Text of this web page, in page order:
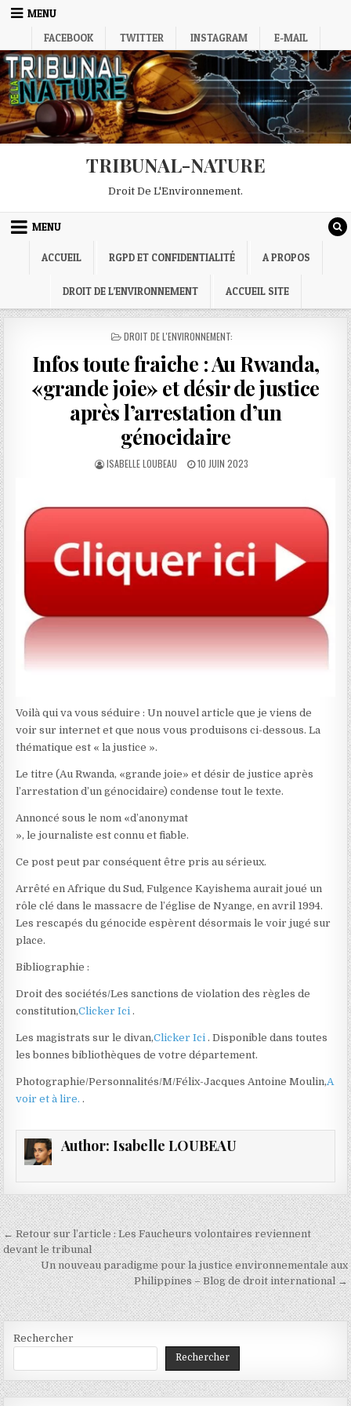
Skip
MENU
FACEBOOK
TWITTER INSTAGRAM E-MAIL
TRIBUNAL-NATURE
Droit De L'Environnement.
MENU
ACCUEIL RGPD ET CONFIDENTIALITÉ A PROPOS
DROIT DE L’ENVIRONNEMENT ACCUEIL SITE
POSTED
DROIT DE L'ENVIRONNEMENT:
Infos toute fraiche : Au Rwanda,
«grande joie» et désir de justice
après l’arrestation d’un
génocidaire
AUTHOR:
ISABELLE LOUBEAU
PUBLISHED
10 JUIN 2023
Voilà qui va vous séduire : Un nouvel article que je viens de
voir sur internet et que nous vous produisons ci-dessous. La
thématique est « la justice ».
Le titre (Au Rwanda, «grande joie» et désir de justice après
l’arrestation d’un génocidaire) condense tout le texte.
Annoncé sous le nom «d’anonymat
», le journaliste est connu et fiable.
Ce post peut par conséquent être pris au sérieux.
Arrêté en Afrique du Sud, Fulgence Kayishema aurait joué un
rôle clé dans le massacre de l’église de Nyange, en avril 1994.
Les rescapés du génocide espèrent désormais le voir jugé sur
place.
Bibliographie :
Droit des sociétés/Les sanctions de violation des règles de
constitution,Clicker Ici .
Les magistrats sur le divan,Clicker Ici . Disponible dans toutes
les bonnes bibliothèques de votre département.
Photographie/Personnalités/M/Félix-Jacques Antoine Moulin,A
voir et à lire. .
Author: Isabelle LOUBEAU
Navigation
de
l’article
← Retour sur l’article : Les Faucheurs volontaires reviennent
devant le tribunal
Un nouveau paradigme pour la justice environnementale aux
Philippines – Blog de droit international →
Rechercher
Rechercher